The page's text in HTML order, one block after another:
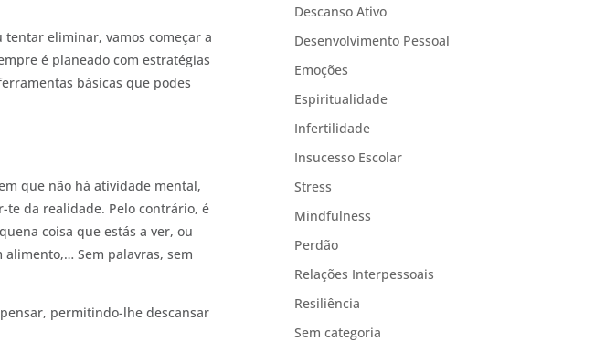
eliminar, vamos começar a
é planeado com estratégias
básicas que podes
que não há atividade mental,
te da realidade. Pelo contrário, é
coisa que estás a ver, ou
Sem palavras, sem
permitindo-lhe descansar
Descanso Ativo
Desenvolvimento Pessoal
Emoções
Espiritualidade
Infertilidade
Insucesso Escolar
Stress
Mindfulness
Perdão
Relações Interpessoais
Resiliência
Sem categoria